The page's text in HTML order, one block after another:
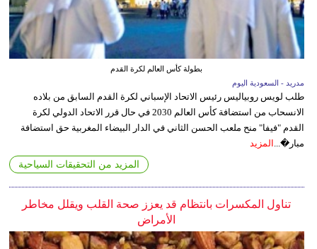
بطولة كأس العالم لكرة القدم
مدريد - السعودية اليوم
طلب لويس روبياليس رئيس الاتحاد الإسباني لكرة القدم السابق من بلاده
الانسحاب من استضافة كأس العالم 2030 في حال قرر الاتحاد الدولي لكرة
القدم "فيفا" منح ملعب الحسن الثاني في الدار البيضاء المغربية حق استضافة
مبار�... المزيد
المزيد من التحقيقات السياحية
تناول المكسرات بانتظام قد يعزز صحة القلب ويقلل مخاطر
الأمراض